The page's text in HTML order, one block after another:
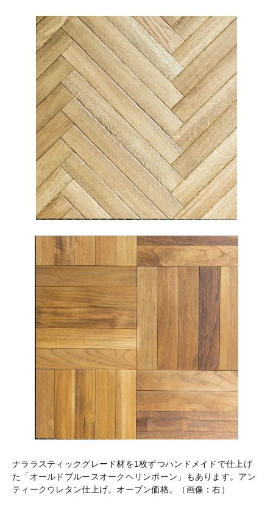
ナララスティックグレード材を1枚ずつハンドメイドで仕上げ
た「オールドブルースオークヘリンボーン」もあります。アン
ティークウレタン仕上げ。オープン価格。（画像：右）